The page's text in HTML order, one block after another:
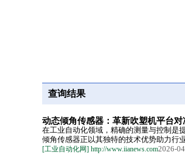
查询结果
动态倾角传感器：革新吹塑机平台对
在工业自动化领域，精确的测量与控制是
倾角传感器正以其独特的技术优势助力行
[工业自动化网] http://www.iianews.com2026-